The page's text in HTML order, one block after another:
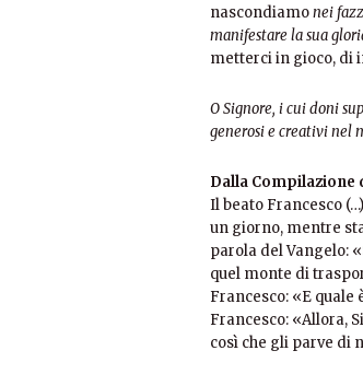
nascondiamonei
manifestare la sua
metterci in gioco, di
O Signore, i cui doni
generosi e creativi nel
Dalla Compilazione
Il beato Francesco
un giorno, mentre
parola del Vangelo:
quel monte di
Francesco: «E quale
Francesco: «Allora,
così che gli parve di